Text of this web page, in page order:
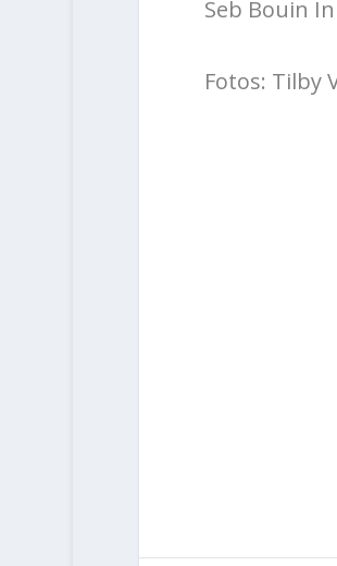
Seb Bouin
Fotos: Tilby